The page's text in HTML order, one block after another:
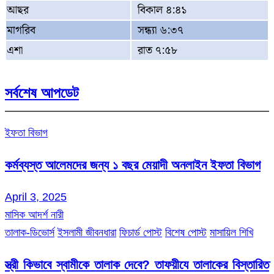
আছর
বিকাল ৪:৪১
মাগরিব
সন্ধ্যা ৬:৩৭
এশা
রাত ৭:৫৮
সর্বশেষ আপডেট
ইফতা বিভাগ
কর্মব্যস্ত আলেমদের জন্য ১ বছর মেয়াদী অনলাইন ইফতা বিভাগ
April 3, 2025
মাসিক আদর্শ নারী
তালাক-ডিভোর্স ইসলামী জীবনধারা ফিচার্ড পোস্ট বিশেষ পোস্ট মাসায়িল শিখি
স্ত্রী কিভাবে স্বামীকে তালাক দেবে? তাফয়ীযে তালাকের বিস্তারিত